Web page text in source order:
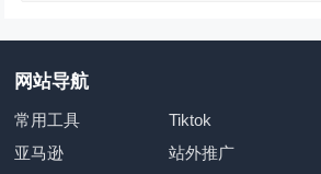
网站导航
常用工具 Tiktok
亚马逊
站外推广